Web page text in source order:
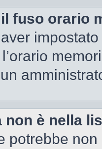
fuso orario
non è nella
potrebbe